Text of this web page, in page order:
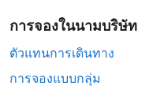
การจองในนามบริษัท
ตัวแทนการเดินทาง
การจองแบบกลุ่ม